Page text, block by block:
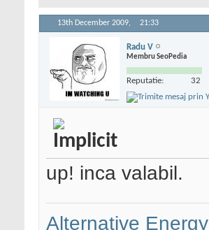
13th December 2009, 21:33
Radu V
Membru SeoPedia
Reputatie: 32
up! inca valabil.
Alternative Energy